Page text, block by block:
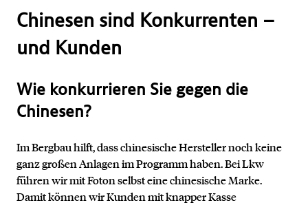
Chinesen sind Konkurrenten –
und Kunden
Wie konkurrieren Sie gegen die
Chinesen?
Im Bergbau hilft, dass chinesische Hersteller noch keine
ganz großen Anlagen im Programm haben. Bei Lkw
führen wir mit Foton selbst eine chinesische Marke.
Damit können wir Kunden mit knapper Kasse